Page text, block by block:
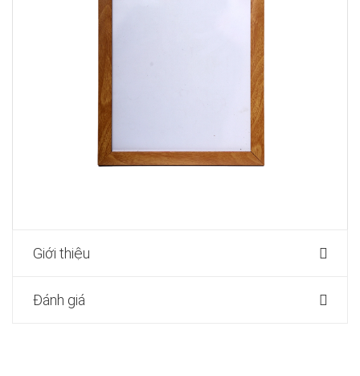
Giới thiệu
Đánh giá